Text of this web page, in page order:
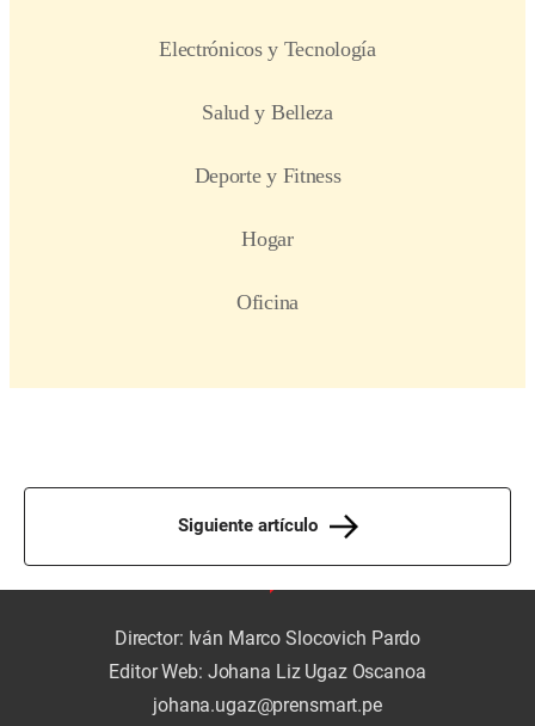
Siguiente artículo
Director: Iván Marco Slocovich Pardo
Editor Web: Johana Liz Ugaz Oscanoa
johana.ugaz@prensmart.pe